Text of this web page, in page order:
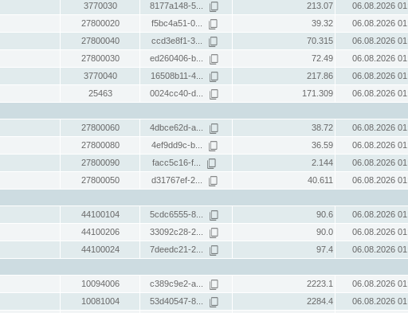
3770030 8177a148-5... 213.07
06.08.2026
27800020 f5bc4a51-0... 39.32
06.08.2026
27800040 ccd3e8f1-3... 70.315
06.08.2026
27800030 ed260406-b... 72.49
06.08.2026
3770040 16508b11-4... 217.86
06.08.2026
25463 0024cc40-d... 171.309
06.08.2026
27800060 4dbce62d-a... 38.72
06.08.2026
27800080 4ef9dd9c-b... 36.59
06.08.2026
27800090 facc5c16-f... 2.144
06.08.2026
27800050 d31767ef-2... 40.611
06.08.2026
44100104 5cdc6555-8... 90.6
06.08.2026
44100206 33092c28-2... 90.0
06.08.2026
44100024 7deedc21-2... 97.4
06.08.2026
10094006 c389c9e2-a... 2223.1
06.08.2026
10081004 53d40547-8... 2284.4
06.08.2026